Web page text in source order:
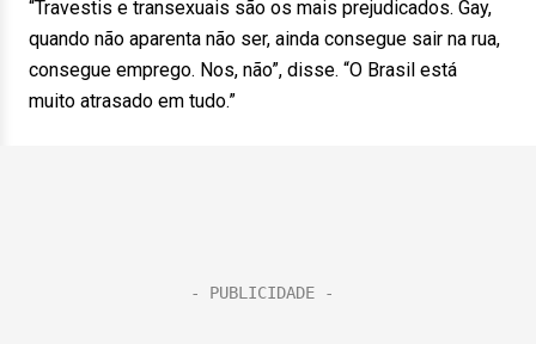
“Travestis e transexuais são os mais prejudicados. Gay,
quando não aparenta não ser, ainda consegue sair na rua,
consegue emprego. Nos, não”, disse. “O Brasil está
muito atrasado em tudo.”